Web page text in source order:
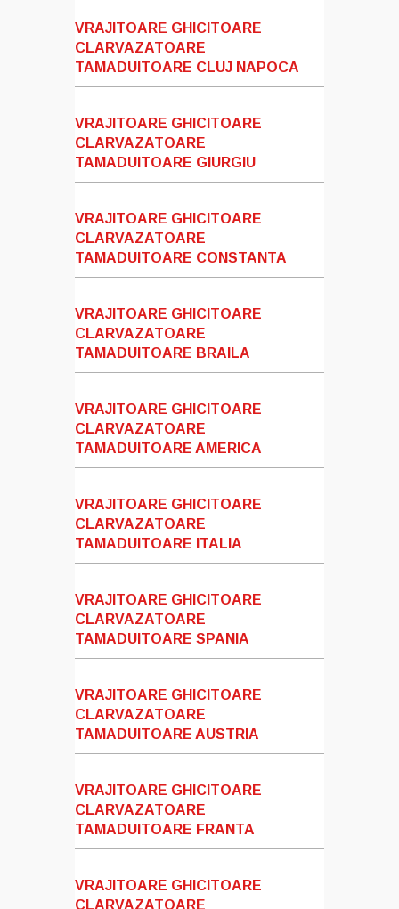
VRAJITOARE GHICITOARE
CLARVAZATOARE
TAMADUITOARE CLUJ NAPOCA
VRAJITOARE GHICITOARE
CLARVAZATOARE
TAMADUITOARE GIURGIU
VRAJITOARE GHICITOARE
CLARVAZATOARE
TAMADUITOARE CONSTANTA
VRAJITOARE GHICITOARE
CLARVAZATOARE
TAMADUITOARE BRAILA
VRAJITOARE GHICITOARE
CLARVAZATOARE
TAMADUITOARE AMERICA
VRAJITOARE GHICITOARE
CLARVAZATOARE
TAMADUITOARE ITALIA
VRAJITOARE GHICITOARE
CLARVAZATOARE
TAMADUITOARE SPANIA
VRAJITOARE GHICITOARE
CLARVAZATOARE
TAMADUITOARE AUSTRIA
VRAJITOARE GHICITOARE
CLARVAZATOARE
TAMADUITOARE FRANTA
VRAJITOARE GHICITOARE
CLARVAZATOARE